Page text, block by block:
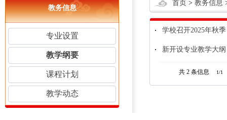
教务信息
专业设置
教学纲要
课程计划
教学动态
首页 > 教务信息
学校召开2025年秋
新开设专业教学大纲
共 2 条信息 1/1